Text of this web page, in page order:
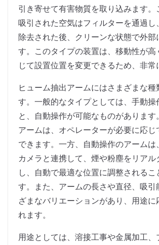
引き寄せて有害物質を取り込みます。
吸引された空気はフィルターを通過し
除去された後、クリーンな状態で外部
す。このタイプの装置は、移動性が高
じて設置位置を変更できるため、非常
ヒューム抽出アームにはさまざまな種
す。一般的なタイプとしては、手動操
と、自動操作が可能なものがありま
アームは、オペレーターが必要に応
できます。一方、自動操作のアーム
カメラと連携して、煙や粉塵をリア
し、自動で最適な位置に調整される
す。また、アームの長さや直径、吸引
ざまなバリエーションがあり、用途に
れます。
用途としては、溶接工事や金属加工、